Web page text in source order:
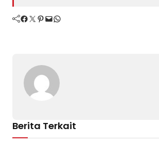
Facebook Twitter Pinterest Mail WhatsApp
Berita Terkait